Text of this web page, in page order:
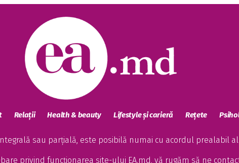
Relații Health & beauty Lifestyle și carieră Rețete
sau parțială, este posibilă numai cu acordul prealabil al
privind funcționarea site-ului EA.md, vă rugăm să ne